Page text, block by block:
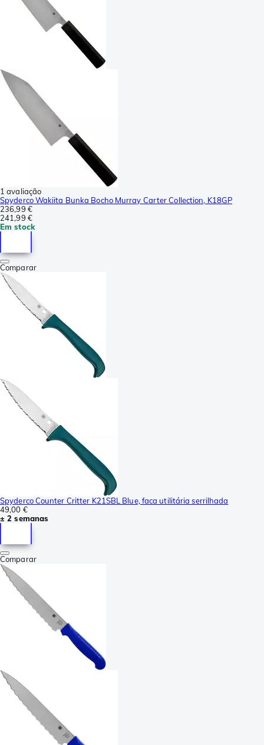
1 avaliação
Spyderco Wakiita Bunka Bocho Murray Carter Collection, K18GP
236,99 €
241,99 €
Em stock
Comparar
Spyderco Counter Critter K21SBL Blue, faca utilitária serrilhada
49,00 €
± 2 semanas
Comparar